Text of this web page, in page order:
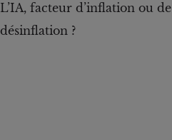
L’IA, facteur d’inflation ou de
désinflation ?